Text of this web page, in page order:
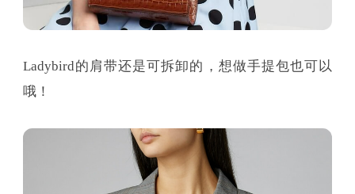
Ladybird的肩带还是可拆卸的，想做手提包也可以
哦！